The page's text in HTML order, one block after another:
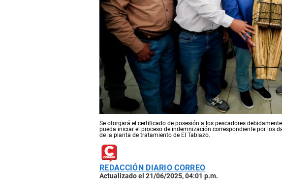
Se otorgará el certificado de posesión a los pescadores
pueda iniciar el proceso de indemnización correspondiente por los
de la planta de tratamiento de El Tablazo.
REDACCIÓN DIARIO CORREO
Actualizado el 21/06/2025, 04:01 p.m.